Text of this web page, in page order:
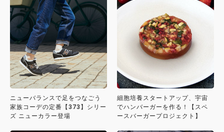
ニューバランスで足をつなごう
家族コーデの定番【373】シリー
ズ ニューカラー登場
細胞培養スタートアップ、宇宙
でハンバーガーを作る！【スペ
ースバーガープロジェクト】